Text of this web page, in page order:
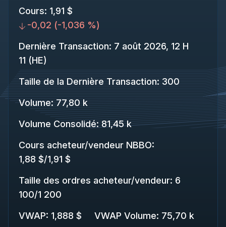
Cours: 1,91 $
-0,02 (-1,036 %)
Dernière Transaction: 7 août 2026, 12 H
11 (HE)
Taille de la Dernière Transaction: 300
Volume: 77,80 k
Volume Consolidé: 81,45 k
Cours acheteur/vendeur NBBO:
1,88 $/1,91 $
Taille des ordres acheteur/vendeur: 6
100/1 200
VWAP: 1,888 $ VWAP Volume: 75,70 k